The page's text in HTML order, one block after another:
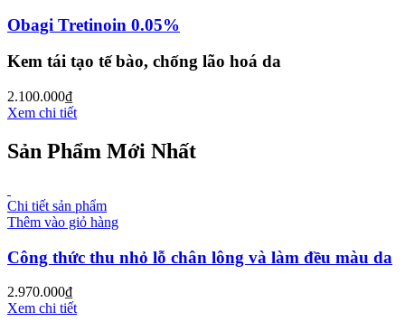
Obagi Tretinoin 0.05%
Kem tái tạo tế bào, chống lão hoá da
2.100.000₫
Xem chi tiết
Sản Phẩm Mới Nhất
Chi tiết sản phẩm
Thêm vào giỏ hàng
Công thức thu nhỏ lỗ chân lông và làm đều màu da
2.970.000₫
Xem chi tiết